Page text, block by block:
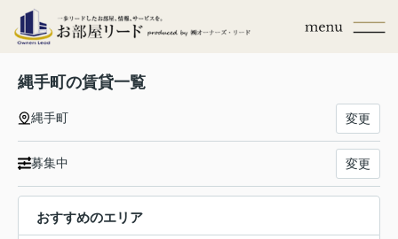
縄手町の賃貸一覧
縄手町 変更
募集中 変更
おすすめのエリア